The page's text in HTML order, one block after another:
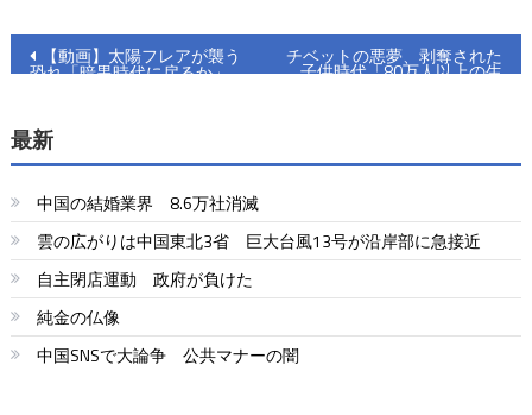
投
ナ
ビ
ゲ
ー
シ
ョ
【動画】太陽フレアが襲う
恐れ「暗黒時代に戻るか」
チベットの悪夢、剥奪された
子供時代「80万人以上の生
最新
中国の結婚業界 8.6万社消滅
雲の広がりは中国東北3省 巨大台風13号が沿岸部に急接近
自主閉店運動 政府が負けた
純金の仏像
中国SNSで大論争 公共マナーの闇